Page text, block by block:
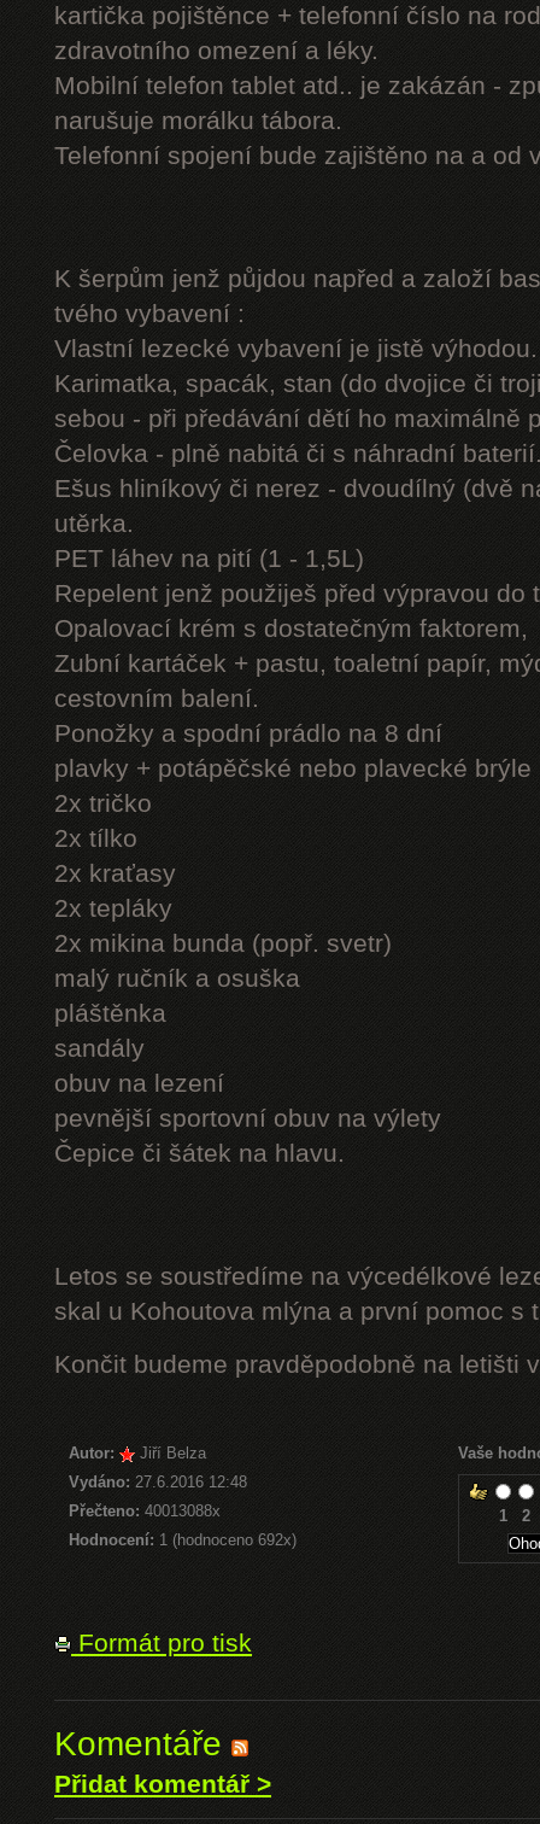
kartička pojištěnce + telefonní číslo na
zdravotního omezení a léky.
Mobilní telefon tablet atd.. je zakázán -
narušuje morálku tábora.
Telefonní spojení bude zajištěno na a od
K šerpům jenž půjdou napřed a založí
tvého vybavení :
Vlastní lezecké vybavení je jistě výhodou.
Karimatka, spacák, stan (do dvojice či
sebou - při předávání dětí ho maximálně
Čelovka - plně nabitá či s náhradní
Ešus hliníkový či nerez - dvoudílný (dvě
utěrka.
PET láhev na pití (1 - 1,5L)
Repelent jenž použiješ před výpravou do
Opalovací krém s dostatečným faktorem,
Zubní kartáček + pastu, toaletní papír,
cestovním balení.
Ponožky a spodní prádlo na 8 dní
plavky + potápěčské nebo plavecké brýle
2x tričko
2x tílko
2x kraťasy
2x tepláky
2x mikina bunda (popř. svetr)
malý ručník a osuška
pláštěnka
sandály
obuv na lezení
pevnější sportovní obuv na výlety
Čepice či šátek na hlavu.
Letos se soustředíme na výcedélkové
skal u Kohoutova mlýna a první pomoc s
Končit budeme pravděpodobně na letišti
Autor:
Jiří Belza
Vydáno: 27.6.2016 12:48
Přečteno:40013088x
Hodnocení: 1 (hodnoceno 692x)
Vaše
1 2
Formát pro tisk
Komentáře
Přidat komentář >